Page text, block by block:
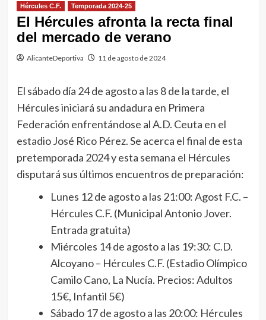
Hércules C.F. Temporada 2024-25
El Hércules afronta la recta final
del mercado de verano
AlicanteDeportiva 11 de agosto de 2024
El sábado día 24 de agosto a las 8 de la tarde, el
Hércules iniciará su andadura en Primera
Federación enfrentándose al A.D. Ceuta en el
estadio José Rico Pérez. Se acerca el final de esta
pretemporada 2024 y esta semana el Hércules
disputará sus últimos encuentros de preparación:
Lunes 12 de agosto a las 21:00: Agost F.C. –
Hércules C.F. (Municipal Antonio Jover.
Entrada gratuita)
Miércoles 14 de agosto a las 19:30: C.D.
Alcoyano – Hércules C.F. (Estadio Olímpico
Camilo Cano, La Nucía. Precios: Adultos
15€, Infantil 5€)
Sábado 17 de agosto a las 20:00: Hércules